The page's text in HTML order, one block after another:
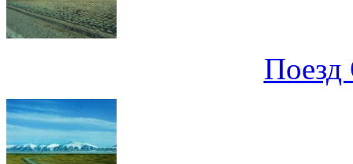
Поезд